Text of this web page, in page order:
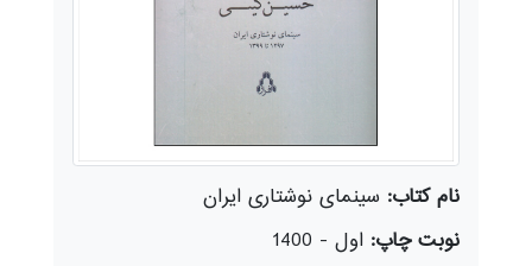
نام کتاب: سینمای نوشتاری ایران
نوبت چاپ: اول - 1400